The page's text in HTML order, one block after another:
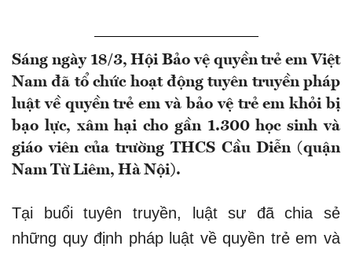
Sáng ngày 18/3, Hội Bảo vệ quyền trẻ em Việt
Nam đã tổ chức hoạt động tuyên truyền pháp
luật về quyền trẻ em và bảo vệ trẻ em khỏi bị
bạo lực, xâm hại cho gần 1.300 học sinh và
giáo viên của trường THCS Cầu Diễn (quận
Nam Từ Liêm, Hà Nội).
Tại buổi tuyên truyền, luật sư đã chia sẻ
những quy định pháp luật về quyền trẻ em và